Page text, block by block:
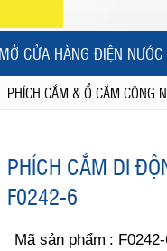
MỞ CỬA HÀNG ĐIỆN NƯỚC
PHÍCH CẮM & Ổ CẮM CÔNG
PHÍCH CẮM DI
F0242-6
Mã sản phẩm :